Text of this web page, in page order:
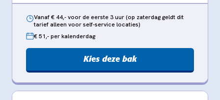
Vanaf € 44,- voor de eerste 3 uur (op zaterdag geldt dit
tarief alleen voor self-service locaties)
€ 51,- per kalenderdag
Kies deze bak